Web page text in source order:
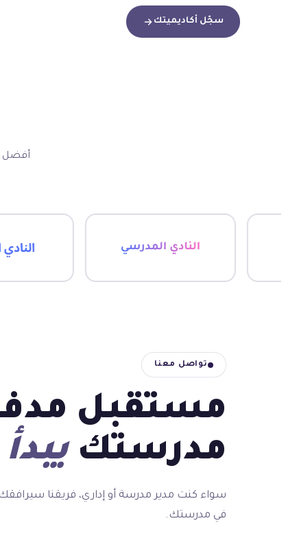
سجّل أكاديميتك
أفضل
تواصل معنا
مستقبل
مدرستك
سواء كنت مدير مدرسة أو إداري، فريقنا
في مدرستك.